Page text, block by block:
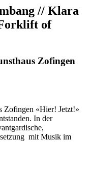
// Klara
of
Zofingen
Zofingen «Hier! Jetzt!»
In der
mit Musik im